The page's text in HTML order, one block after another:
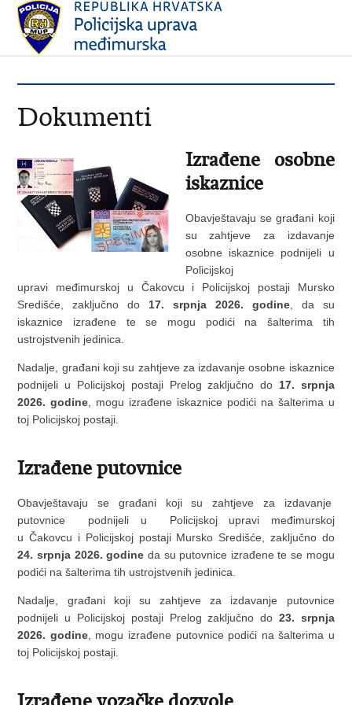
Dokumenti
Izrađene osobne
iskaznice
Obavještavaju se građani koji
su zahtjeve za izdavanje
osobne iskaznice podnijeli u
Policijskoj
upravi međimurskoj u Čakovcu i Policijskoj postaji Mursko
Središće, zaključno do 17. srpnja 2026. godine,
da su
iskaznice izrađene te se mogu podići na šalterima tih
ustrojstvenih jedinica.
Nadalje, građani koji su zahtjeve za izdavanje osobne iskaznice
podnijeli u Policijskoj postaji Prelog zaključno do 17. srpnja
2026. godine , mogu izrađene iskaznice podići na šalterima u
toj Policijskoj postaji.
Izrađene putovnice
Obavještavaju se građani koji su zahtjeve za izdavanje
putovnice podnijeli u Policijskoj upravi međimurskoj
u Čakovcu i Policijskoj postaji Mursko Središće, zaključno do
24. srpnja 2026. godine da su putovnice izrađene te se mogu
podići na šalterima tih ustrojstvenih jedinica.
Nadalje, građani koji su zahtjeve za izdavanje putovnice
podnijeli u Policijskoj postaji Prelog zaključno do 23. srpnja
2026. godine,
mogu izrađene putovnice podići na šalterima u
toj Policijskoj postaji.